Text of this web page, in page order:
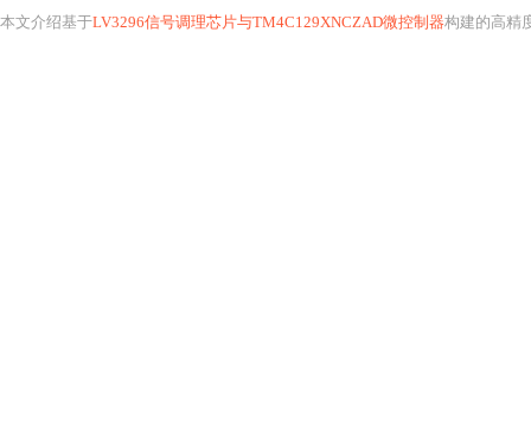
本文介绍基于LV3296信号调理芯片与TM4C129XNCZAD微控制器构建的高精度工业数据采集系统，涵盖硬件架构、多通